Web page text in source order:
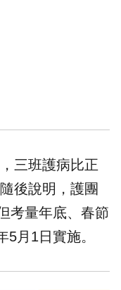
三班護病比正
後說明，護團
考量年底、春節
月1日實施。